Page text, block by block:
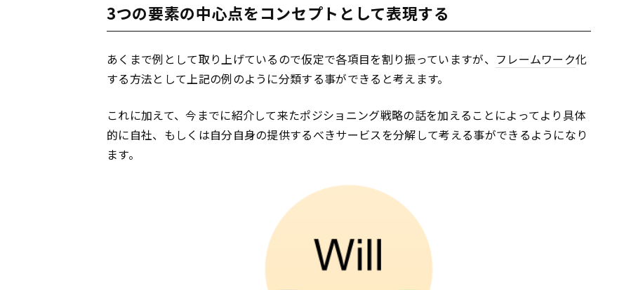
3つの要素の中心点をコンセプトとして表現する
あくまで例として取り上げているので仮定で各項目を割り振っていますが、 フレームワーク化
する方法として上記の例のように分類する事ができると考えます。
これに加えて、今までに紹介して来たポジショニング戦略の話を加えることによってより具体
的に自社、もしくは自分自身の提供するべきサービスを分解して考える事ができるようになり
ます。